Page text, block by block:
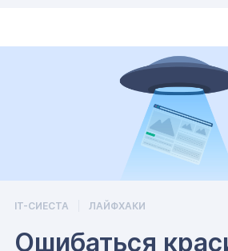
IT-СИЕСТА ЛАЙФХАКИ
Ошибаться